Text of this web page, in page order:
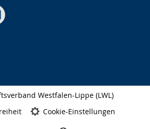
Westfalen-Lippe (LWL)
Cookie-Einstellungen